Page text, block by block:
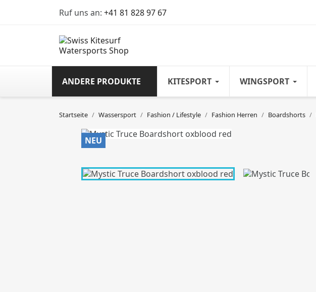
Ruf uns an: +41 81 828 97 67
ANDERE PRODUKTE KITESPORT WINGSPORT
Startseite Wassersport Fashion / Lifestyle Fashion Herren Boardshorts
NEU